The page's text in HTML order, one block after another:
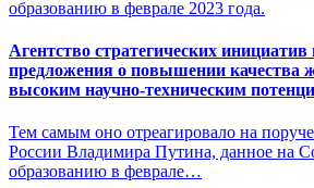
Агентство стратегических инициатив
предложения о повышении качества
высоким научно-техническим
Тем самым оно отреагировало на
России Владимира Путина, данное на
образованию в феврале…